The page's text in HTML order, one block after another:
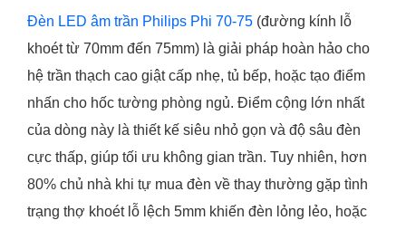
Đèn LED âm trần Philips Phi 70-75 (đường kính lỗ
khoét từ 70mm đến 75mm) là giải pháp hoàn hảo cho
hệ trần thạch cao giật cấp nhẹ, tủ bếp, hoặc tạo điểm
nhấn cho hốc tường phòng ngủ. Điểm cộng lớn nhất
của dòng này là thiết kế siêu nhỏ gọn và độ sâu đèn
cực thấp, giúp tối ưu không gian trần. Tuy nhiên, hơn
80% chủ nhà khi tự mua đèn về thay thường gặp tình
trạng thợ khoét lỗ lệch 5mm khiến đèn lỏng lẻo, hoặc